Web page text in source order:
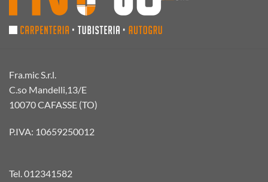
Fra.mic S.r.l.
C.so Mandelli,13/E
10070 CAFASSE (TO)
P.IVA: 10659250012
Tel.012341582